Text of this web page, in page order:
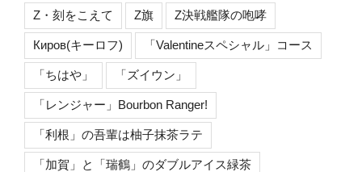
Z・刻をこえて Z旗 Z決戦艦隊の咆哮
Киров(キーロフ) 「Valentineスペシャル」コース
「ちはや」 「ズイウン」
「レンジャー」Bourbon Ranger!
「利根」の吾輩は柚子抹茶ラテ
「加賀」と「瑞鶴」のダブルアイス緑茶